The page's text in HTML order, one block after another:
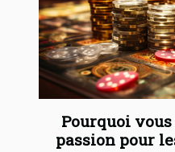
Pourquoi
passion pour